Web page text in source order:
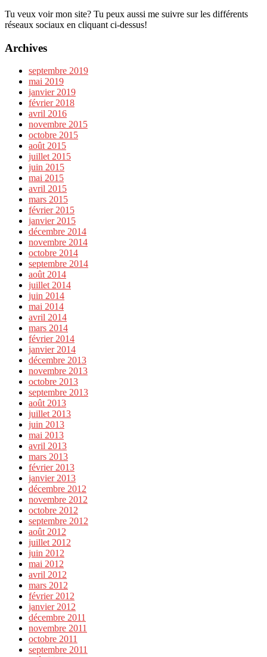
Tu veux voir mon site? Tu peux aussi me suivre sur les différents
réseaux sociaux en cliquant ci-dessus!
Archives
septembre 2019
mai 2019
janvier 2019
février 2018
avril 2016
novembre 2015
octobre 2015
août 2015
juillet 2015
juin 2015
mai 2015
avril 2015
mars 2015
février 2015
janvier 2015
décembre 2014
novembre 2014
octobre 2014
septembre 2014
août 2014
juillet 2014
juin 2014
mai 2014
avril 2014
mars 2014
février 2014
janvier 2014
décembre 2013
novembre 2013
octobre 2013
septembre 2013
août 2013
juillet 2013
juin 2013
mai 2013
avril 2013
mars 2013
février 2013
janvier 2013
décembre 2012
novembre 2012
octobre 2012
septembre 2012
août 2012
juillet 2012
juin 2012
mai 2012
avril 2012
mars 2012
février 2012
janvier 2012
décembre 2011
novembre 2011
octobre 2011
septembre 2011